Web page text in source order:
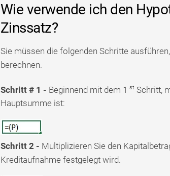
Wie verwende ich den
Zinssatz?
Sie müssen die folgenden Schritte
berechnen.
Schritt # 1 - Beginnend mit dem 1 st Schritt,
Hauptsumme ist:
Schritt 2 - Multiplizieren Sie den
Kreditaufnahme festgelegt wird.